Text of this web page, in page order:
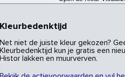
Kleurbedenktijd
Net niet de juiste kleur gekozen?
Kleurbedenktijd kun je gratis een
Histor lakken en muurverven.